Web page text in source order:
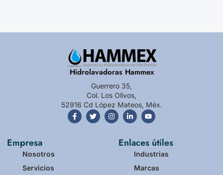
Hidrolavadoras Hammex
Guerrero 35,
Col. Los Olivos,
52916 Cd López Mateos, Méx.
Empresa
Nosotros
Servicios
Enlaces útiles
Industrias
Marcas